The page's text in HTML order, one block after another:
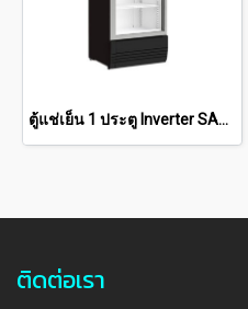
ตู้แช่เย็น 1 ประตู Inverter SANDEN 12.6 คิว "สีดำ" [SPB-0400-BLACK]
ติดต่อเรา